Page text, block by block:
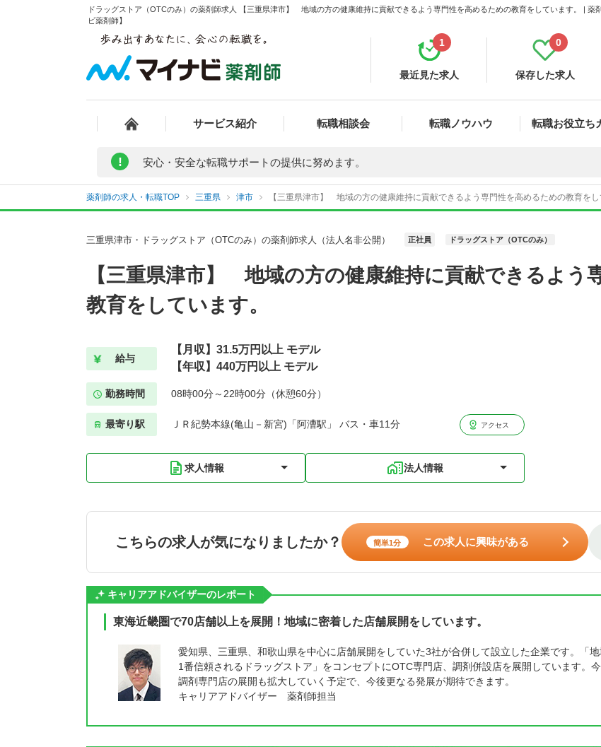
ドラッグストア（OTCのみ）の薬剤師求人 【三重県津市】 地域の方の健康維持に貢献できるよう専門性を高めるための教育をしています。 | 薬
ビ薬剤師】
最近見た求人
1
保存した求人
0
サービス紹介 転職相談会 転職ノウハウ 転職お役立ち
! 安心・安全な転職サポートの提供に努めます。
薬剤師の求人・転職TOP 三重県 津市 【三重県津市】 地域の方の健康維持に貢献できるよう専門性を高めるための教育を
三重県津市・ドラッグストア（OTCのみ）の薬剤師求人（法人名非公開） 正社員 ドラッグストア（OTCのみ）
【三重県津市】 地域の方の健康維持に貢献できるよう
教育をしています。
給与
【月収】31.5万円以上 モデル
【年収】440万円以上 モデル
勤務時間 08時00分～22時00分（休憩60分）
最寄り駅 ＪＲ紀勢本線(亀山－新宮)「阿漕駅」 バス・車11分 アクセス
求人情報 法人情報
こちらの求人が気になりましたか？ 簡単1分 この求人に興味がある
キャリアアドバイザーのレポート
東海近畿圏で70店舗以上を展開！地域に密着した店舗展開をしています。
愛知県、三重県、和歌山県を中心に店舗展開をしていた3社が合併して設立した企業です。「
1番信頼されるドラッグストア」をコンセプトにOTC専門店、調剤併設店を展開しています。
調剤専門店の展開も拡大していく予定で、今後更なる発展が期待できます。
キャリアアドバイザー 薬剤師担当